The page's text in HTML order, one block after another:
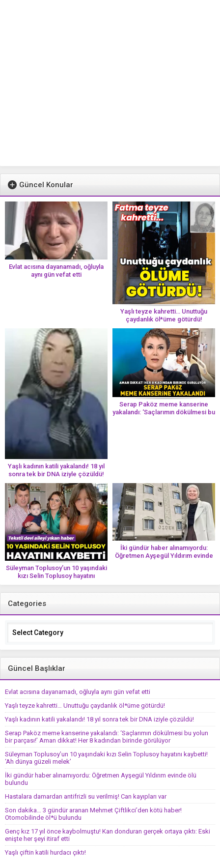
Güncel Konular
Evlat acısına dayanamadı, oğluyla
aynı gün vefat etti
Yaşlı teyze kahretti… Unuttuğu
çaydanlık öl*üme götürdü!
Yaşlı kadının katili yakalandı! 18 yıl
sonra tek bir DNA iziyle çözüldü!
Serap Paköz meme kanserine
yakalandı: ‘Saçlarımın dökülmesi bu
Süleyman Toplusoy’un 10 yaşındaki
kızı Selin Toplusoy hayatını
kaybetti! ‘Ah dünya güzeli melek’
İki gündür haber alınamıyordu:
Öğretmen Ayşegül Yıldırım evinde
Categories
Categories
Güncel Başlıklar
Evlat acısına dayanamadı, oğluyla aynı gün vefat etti
Yaşlı teyze kahretti… Unuttuğu çaydanlık öl*üme götürdü!
Yaşlı kadının katili yakalandı! 18 yıl sonra tek bir DNA iziyle çözüldü!
Serap Paköz meme kanserine yakalandı: ‘Saçlarımın dökülmesi bu yolun
bir parçası!’ Aman dikkat! Her 8 kadından birinde görülüyor
Süleyman Toplusoy’un 10 yaşındaki kızı Selin Toplusoy hayatını kaybetti!
‘Ah dünya güzeli melek’
İki gündür haber alınamıyordu: Öğretmen Ayşegül Yıldırım evinde ölü
bulundu
Hastalara damardan antifrizli su verilmiş! Can kayıpları var
Son dakika… 3 gündür aranan Mehmet Çiftlikci’den kötü haber!
Otomobilinde öl*ü bulundu
Genç kız 17 yıl önce kaybolmuştu! Kan donduran gerçek ortaya çıktı: Eski
enişte her şeyi itiraf etti
Yaşlı çiftin katili hurdacı çıktı!